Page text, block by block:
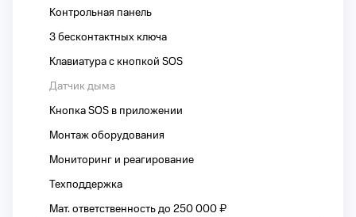
Контрольная панель
3 бесконтактных ключа
Клавиатура с кнопкой SOS
Датчик дыма
Кнопка SOS в приложении
Монтаж оборудования
Мониторинг и реагирование
Техподдержка
Мат. ответственность до 250 000 ₽